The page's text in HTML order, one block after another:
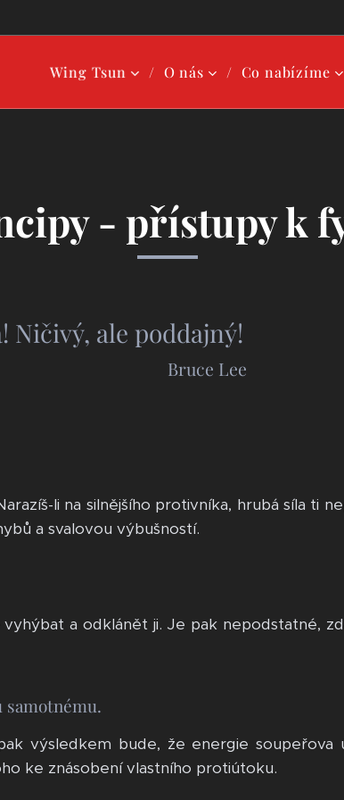
Wing Tsun O nás Co nabízíme
- přístupy k
voda! Ničivý,
Bruce Lee
li na silnějšího protivníka, hrubá síla ti
a svalovou výbušností.
a odklánět ji. Je pak nepodstatné,
samotnému.
výsledkem bude, že energie
ke znásobení vlastního protiútoku.